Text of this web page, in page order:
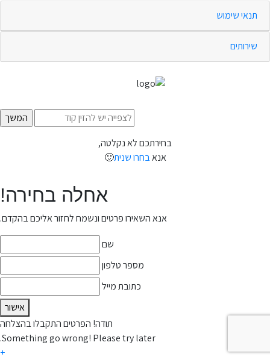
תנאי שימוש
שירותים
בחירתכם לא נקלטה,
אנאבחרו שנית🙂
אחלה בחירה!
אנא השאירו פרטים ונשמח לחזור אליכם בהקדם.
שם
מספר טלפון
כתובת מייל
אישור
תודה! הפרטים התקבלו בהצלחה
Something go wrong! Please try later.
+